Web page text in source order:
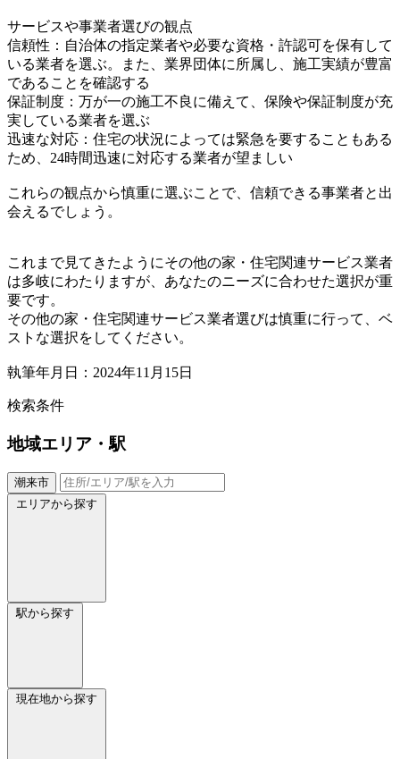
サービスや事業者選びの観点
信頼性：自治体の指定業者や必要な資格・許認可を保有して
いる業者を選ぶ。また、業界団体に所属し、施工実績が豊富
であることを確認する
保証制度：万が一の施工不良に備えて、保険や保証制度が充
実している業者を選ぶ
迅速な対応：住宅の状況によっては緊急を要することもある
ため、24時間迅速に対応する業者が望ましい
これらの観点から慎重に選ぶことで、信頼できる事業者と出
会えるでしょう。
これまで見てきたようにその他の家・住宅関連サービス業者
は多岐にわたりますが、あなたのニーズに合わせた選択が重
要です。
その他の家・住宅関連サービス業者選びは慎重に行って、ベ
ストな選択をしてください。
執筆年月日：2024年11月15日
検索条件
地域エリア・駅
潮来市
エリアから探す
駅から探す
現在地から探す